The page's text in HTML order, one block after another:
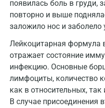
появилась боль в груди,
повторно и выше
заложило нос и заболело
Лейкоцитарная формула
отражает состояние
инфекцию. Основные
лимфоциты, количество
как в относительных,
В случае присоединения
Жуковский
Зеленоград
Иваново
Ивантеевка